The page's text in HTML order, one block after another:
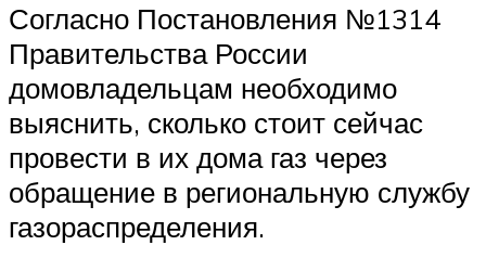
Согласно Постановления №1314
Правительства России
домовладельцам необходимо
выяснить, сколько стоит сейчас
провести в их дома газ через
обращение в региональную службу
газораспределения.